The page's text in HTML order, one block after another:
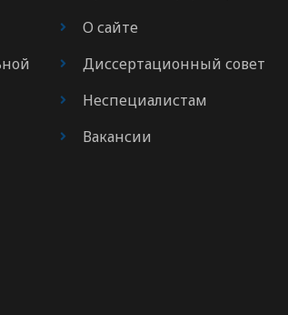
О сайте
Диссертационный совет
Неспециалистам
Вакансии